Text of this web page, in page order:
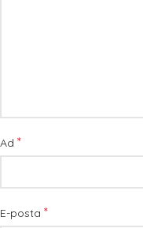
Ad *
E-posta *